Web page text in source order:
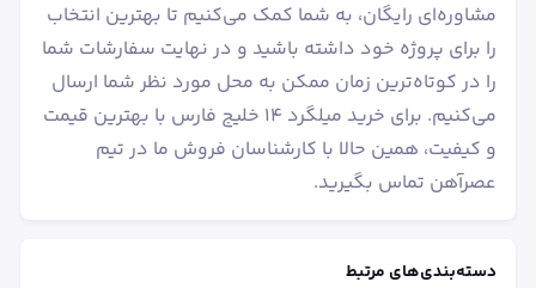
مشاوره‌ای رایگان، به شما کمک می‌کنیم تا بهترین انتخاب
را برای پروژه خود داشته باشید و در نهایت سفارشات شما
را در کوتاه‌ترین زمان ممکن به محل مورد نظر شما ارسال
می‌کنیم. برای خرید میلگرد ۱۴ خلیج فارس با بهترین قیمت
و کیفیت، همین حالا با کارشناسان فروش ما در تیم
عصرآهن تماس بگیرید.
دسته‌بندی‌های مرتبط